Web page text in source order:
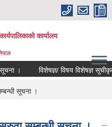
कार्यालय
। विशेषज्ञ/ विषय विशेषज्ञ सूचीकृत
सूचना ।